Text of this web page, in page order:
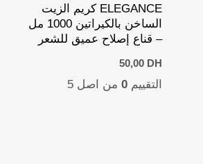
ELEGANCE كريم الزيت
الساخن بالكيراتين 1000 مل
– قناع إصلاح عميق للشعر
50,00 DH
التقييم 0من اصل 5